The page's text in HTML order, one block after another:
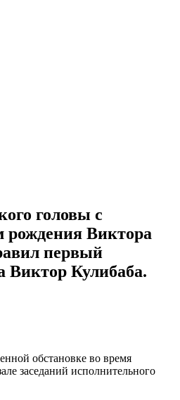
головы с
Виктора
первый
Виктор Кулибаба.
обстановке во время
заседаний исполнительного